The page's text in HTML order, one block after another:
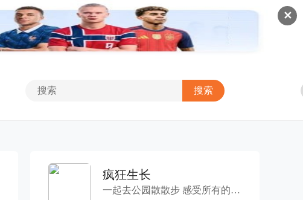
✕
疯狂生长
一起去公园散散步 感受所有的风和阳光